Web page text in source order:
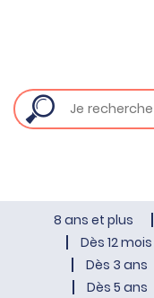
8 ans et plus
Dès 12 mois
Dès 3 ans
Dès 5 ans